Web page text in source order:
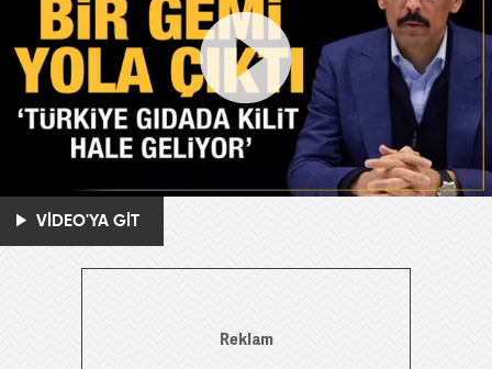
VİDEO'YA GİT